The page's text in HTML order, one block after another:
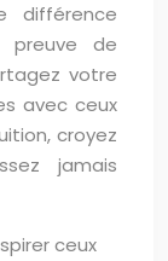
différence
preuve de
votre
avec ceux
croyez
jamais
ceux